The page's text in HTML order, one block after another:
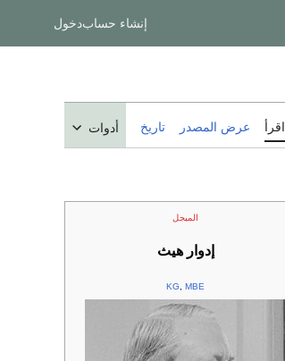
إنشاء حسابدخول
اقرأ عرض المصدر تاريخ أدوات
المبجل
إدوار هيث
KG, MBE